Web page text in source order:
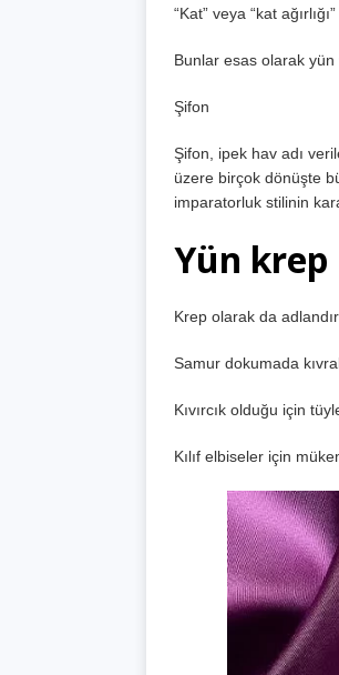
“Kat” veya “kat
Bunlar esas olarak yün
Şifon
Şifon, ipek hav adı
üzere birçok dönüşte
imparatorluk stilinin
Yün krep
Krep olarak da
Samur dokumada
Kıvırcık olduğu için
Kılıf elbiseler için